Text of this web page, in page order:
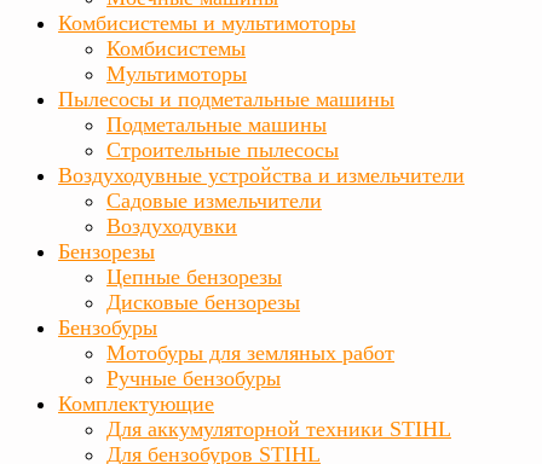
Комбисистемы и мультимоторы
Комбисистемы
Мультимоторы
Пылесосы и подметальные машины
Подметальные машины
Строительные пылесосы
Воздуходувные устройства и измельчители
Садовые измельчители
Воздуходувки
Бензорезы
Цепные бензорезы
Дисковые бензорезы
Бензобуры
Мотобуры для земляных работ
Ручные бензобуры
Комплектующие
Для аккумуляторной техники STIHL
Для бензобуров STIHL